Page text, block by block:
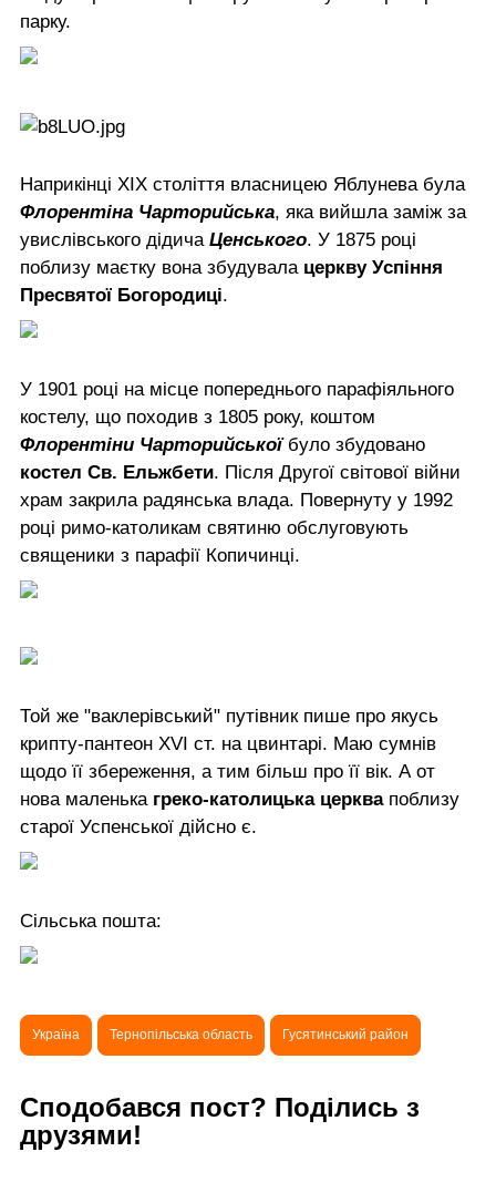
парку.
Наприкінці ХІХ століття власницею Яблунева була
Флорентіна Чарторийська, яка вийшла заміж за
увислівського дідича Ценського. У 1875 році
поблизу маєтку вона збудувала церкву Успіння
Пресвятої Богородиці.
У 1901 році на місце попереднього парафіяльного
костелу, що походив з 1805 року, коштом
Флорентіни Чарторийськоїбуло збудовано
костел Св. Ельжбети. Після Другої світової війни
храм закрила радянська влада. Повернуту у 1992
році римо-католикам святиню обслуговують
священики з парафії Копичинці.
Той же "ваклерівський" путівник пише про якусь
крипту-пантеон XVI ст. на цвинтарі. Маю сумнів
щодо її збереження, а тим більш про її вік. А от
нова маленька греко-католицька церквапоблизу
старої Успенської дійсно є.
Сільська пошта:
Україна Тернопільська область Гусятинський район
Сподобався пост? Поділись з
друзями!